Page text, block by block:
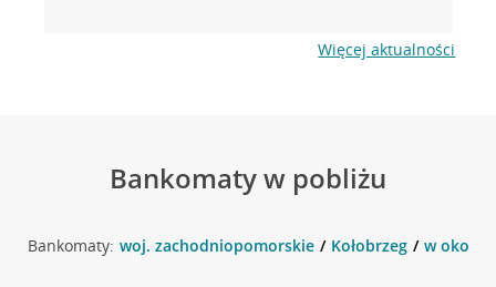
Więcej aktualności
Bankomaty w pobliżu
Bankomaty: woj. zachodniopomorskie Kołobrzeg w